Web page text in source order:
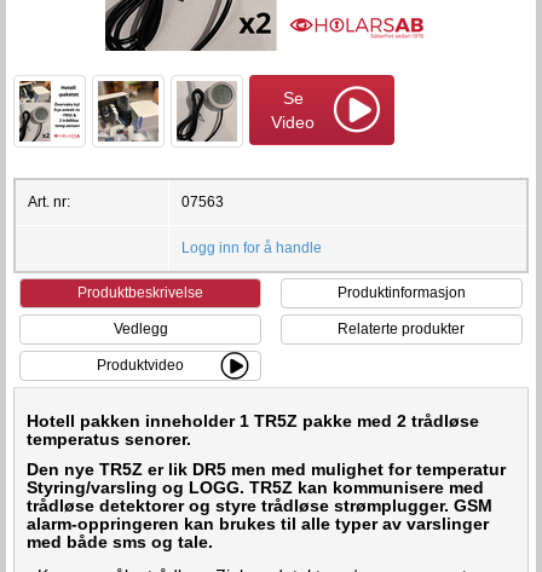
Se
Video
Art. nr: 07563
Logg inn for å handle
Produktbeskrivelse Produktinformasjon
Vedlegg Relaterte produkter
Produktvideo
Hotell pakken inneholder 1 TR5Z pakke med 2 trådløse
temperatus senorer.
Den nye TR5Z er lik DR5 men med mulighet for temperatur
Styring/varsling og LOGG. TR5Z kan kommunisere med
trådløse detektorer og styre trådløse strømplugger. GSM
alarm-oppringeren kan brukes til alle typer av varslinger
med både sms og tale.